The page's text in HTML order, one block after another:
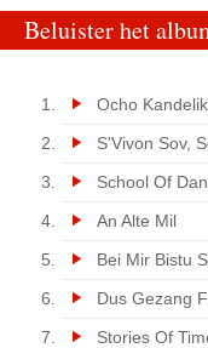
Beluister het
Ocho
S'Vivon Sov,
School Of
An Alte Mil
Bei Mir Bistu
Dus Gezang
Stories Of